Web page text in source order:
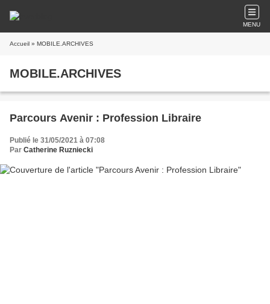
MENU
Accueil » MOBILE.ARCHIVES
MOBILE.ARCHIVES
Parcours Avenir : Profession Libraire
Publié le 31/05/2021 à 07:08
Par Catherine Ruzniecki